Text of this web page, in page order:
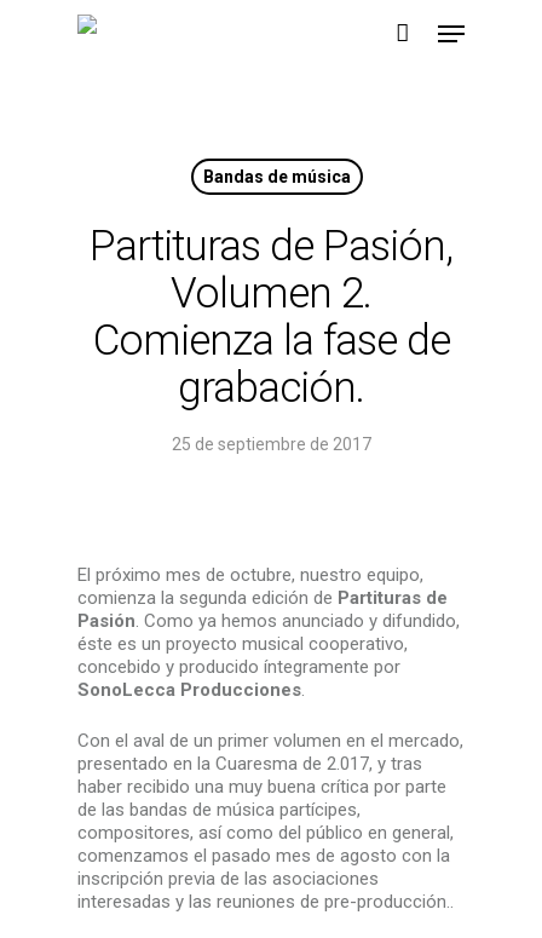
Menu
Bandas de música
Partituras de Pasión,
Volumen 2.
Comienza la fase de
grabación.
25 de septiembre de 2017
El próximo mes de octubre, nuestro equipo,
comienza la segunda edición de Partituras de
Pasión. Como ya hemos anunciado y difundido,
éste es un proyecto musical cooperativo,
concebido y producido íntegramente por
SonoLecca Producciones.
Con el aval de un primer volumen en el mercado,
presentado en la Cuaresma de 2.017, y tras
haber recibido una muy buena crítica por parte
de las bandas de música partícipes,
compositores, así como del público en general,
comenzamos el pasado mes de agosto con la
inscripción previa de las asociaciones
interesadas y las reuniones de pre-producción..